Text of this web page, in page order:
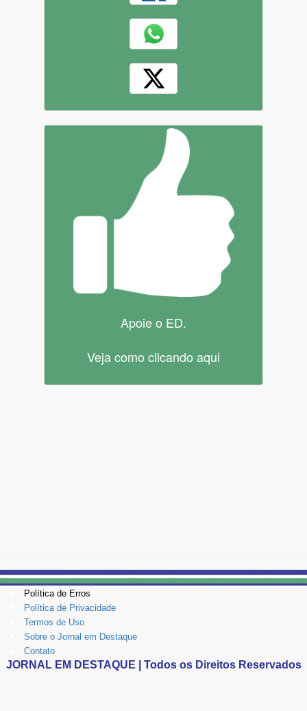
Apoie o ED.
Veja como clicando aqui
Política de Erros
Política de Privacidade
Termos de Uso
Sobre o Jornal em Destaque
Contato
JORNAL EM DESTAQUE | Todos os Direitos Reservados